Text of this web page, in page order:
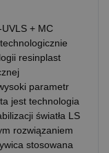
+ MC
resinplast
parametr
jest technologia
światła LS
rozwiązaniem
stosowana